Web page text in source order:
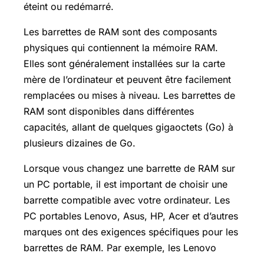
éteint ou redémarré.
Les barrettes de RAM sont des composants
physiques qui contiennent la mémoire RAM.
Elles sont généralement installées sur la carte
mère de l’ordinateur et peuvent être facilement
remplacées ou mises à niveau. Les barrettes de
RAM sont disponibles dans différentes
capacités, allant de quelques gigaoctets (Go) à
plusieurs dizaines de Go.
Lorsque vous changez une barrette de RAM sur
un PC portable, il est important de choisir une
barrette compatible avec votre ordinateur. Les
PC portables Lenovo, Asus, HP, Acer et d’autres
marques ont des exigences spécifiques pour les
barrettes de RAM. Par exemple, les Lenovo